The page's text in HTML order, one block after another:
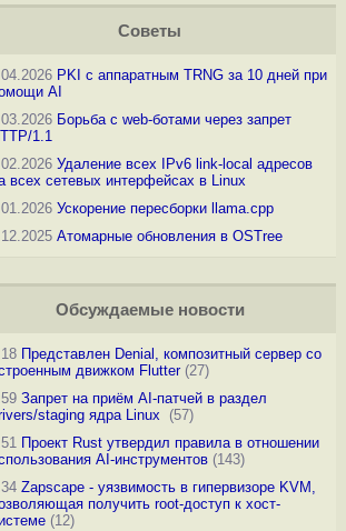
Советы
PKI с аппаратным TRNG за 10 дней при
AI
Борьба с web-ботами через запрет
1.1
Удаление всех IPv6 link-local адресов
всех сетевых интерфейсах в Linux
Ускорение пересборки llama.cpp
Атомарные обновления в OSTree
Обсуждаемые новости
Представлен Denial, композитный сервер со
движком Flutter(27)
Запрет на приём AI-патчей в раздел
staging ядра Linux
(57)
Проект Rust утвердил правила в отношении
AI-инструментов(143)
Zapscape - уязвимость в гипервизоре KVM,
получить root-доступ к хост-
(12)